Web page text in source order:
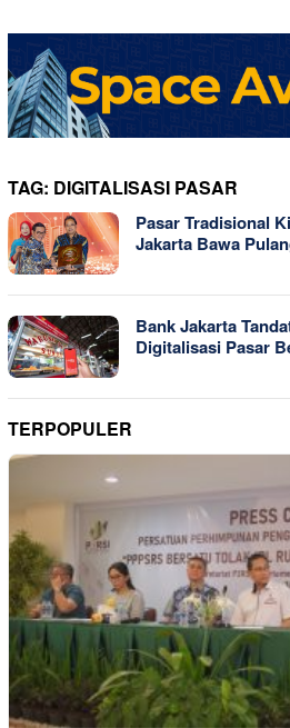
TAG: DIGITALISASI PASAR
Pasar Tradisional
Jakarta Bawa
Bank Jakarta
Digitalisasi Pasar
TERPOPULER